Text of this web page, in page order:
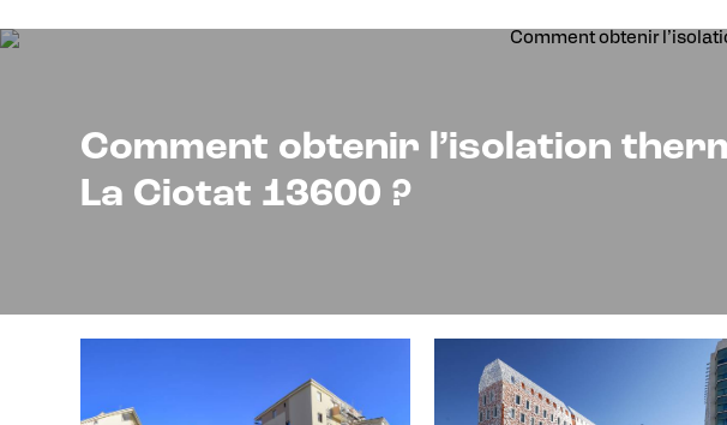
Comment obtenir l’isolation
La Ciotat 13600 ?